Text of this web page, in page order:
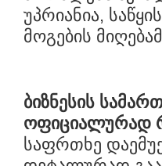
უპრიანია,
მოგების
ბიზნესის
ოფიციალურად
საფრთხე